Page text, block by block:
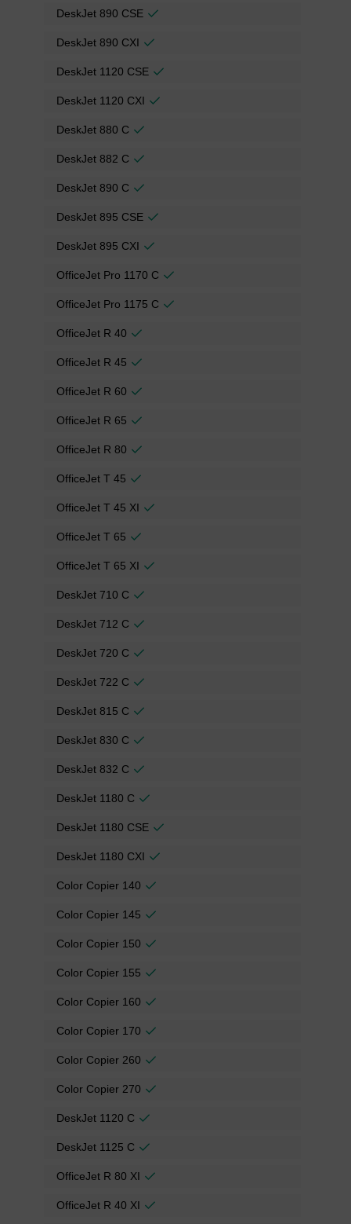
DeskJet 890 CSE
DeskJet 890 CXI
DeskJet 1120 CSE
DeskJet 1120 CXI
DeskJet 880 C
DeskJet 882 C
DeskJet 890 C
DeskJet 895 CSE
DeskJet 895 CXI
OfficeJet Pro 1170 C
OfficeJet Pro 1175 C
OfficeJet R 40
OfficeJet R 45
OfficeJet R 60
OfficeJet R 65
OfficeJet R 80
OfficeJet T 45
OfficeJet T 45 XI
OfficeJet T 65
OfficeJet T 65 XI
DeskJet 710 C
DeskJet 712 C
DeskJet 720 C
DeskJet 722 C
DeskJet 815 C
DeskJet 830 C
DeskJet 832 C
DeskJet 1180 C
DeskJet 1180 CSE
DeskJet 1180 CXI
Color Copier 140
Color Copier 145
Color Copier 150
Color Copier 155
Color Copier 160
Color Copier 170
Color Copier 260
Color Copier 270
DeskJet 1120 C
DeskJet 1125 C
OfficeJet R 80 XI
OfficeJet R 40 XI